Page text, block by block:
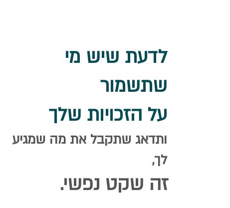
לדעת שיש מי
שתשמור
על הזכויות שלך
ותדאג שתקבל את מה שמגיע
לך,
זה שקט נפשי.